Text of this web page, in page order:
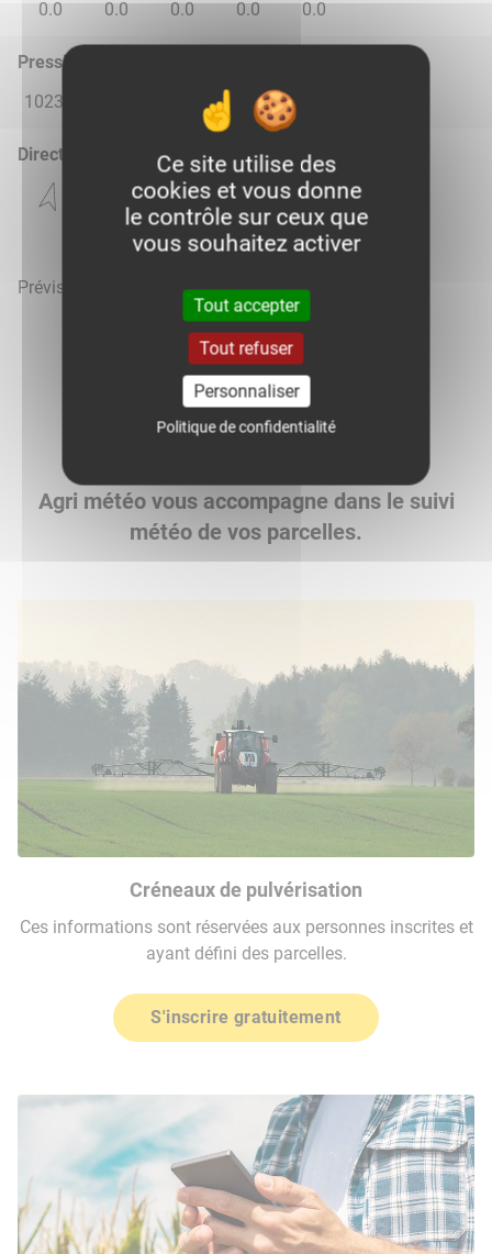
0.0 0.0 0.0 0.0 0.0
Pression atmosphérique (hPa)
1023.0
1014.0 1019.0 1020.0
Direction du vent
Prévisions météo mises à jour le 7 août 2026 à 16h
Voir la météo heure par heure
Agri météo vous accompagne dans le suivi
météo de vos parcelles.
Créneaux de pulvérisation
Ces informations sont réservées aux personnes inscrites et
ayant défini des parcelles.
S'inscrire gratuitement
Ce site utilise des
cookies et vous donne
le contrôle sur ceux que
vous souhaitez activer
Tout accepter
Tout refuser
Personnaliser
Politique de confidentialité